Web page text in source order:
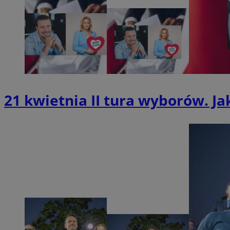
21 kwietnia II tura wyborów.
SessID
QeSessID
INGRESSCOOKIE
__cf_bm
CookieScriptConsent